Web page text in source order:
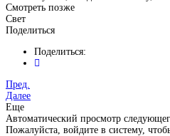
Смотреть позже
Свет
Поделиться
Поделиться:
Пред.
Далее
Еще
Автоматический просмотр
Пожалуйста, войдите в систему,